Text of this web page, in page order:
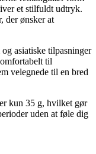
et stilfuldt udtryk.
der ønsker at
asiatiske tilpasninger
til
velegnede til en bred
kun 35 g, hvilket gør
uden at føle dig